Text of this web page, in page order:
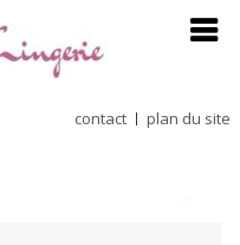
contact plan du site